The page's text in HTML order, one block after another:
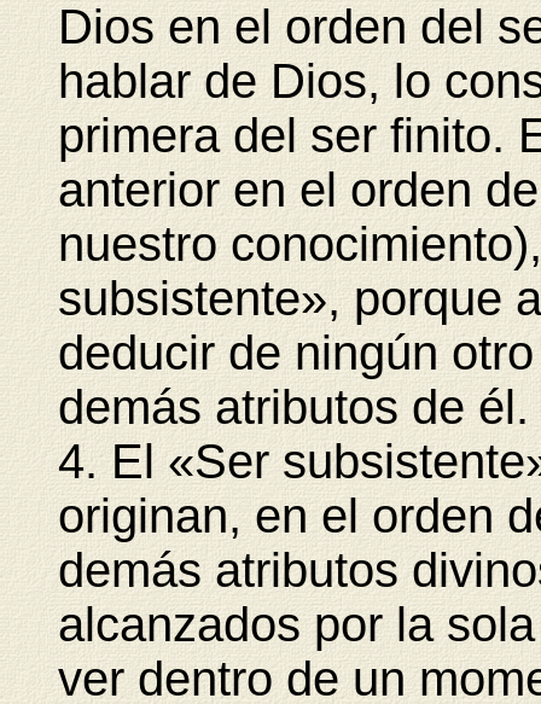
Dios en el orden del
hablar de Dios, lo
primera del ser finito.
anterior en el orden
nuestro
subsistente», porque
deducir de ningún
demás atributos de él.
4. El «Ser
originan, en el orden
demás atributos
alcanzados por la
ver dentro de un